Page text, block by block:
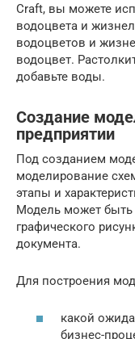
Craft, вы можете
водоцвета и
водоцветов и
водоцвет.
добавьте воды.
Создание
предприятии
Под созданием
моделирование
этапы и
Модель может быть
графического
документа.
Для построения
какой
бизнес-